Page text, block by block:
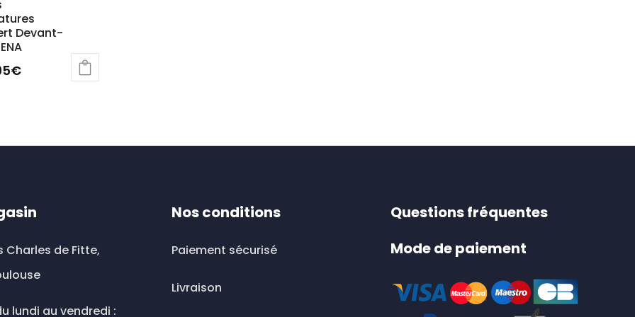
Devant-
€
Charles de Fitte,
lundi au vendredi :
Nos conditions
Paiement sécurisé
Livraison
Questions fréquentes
Mode de paiement